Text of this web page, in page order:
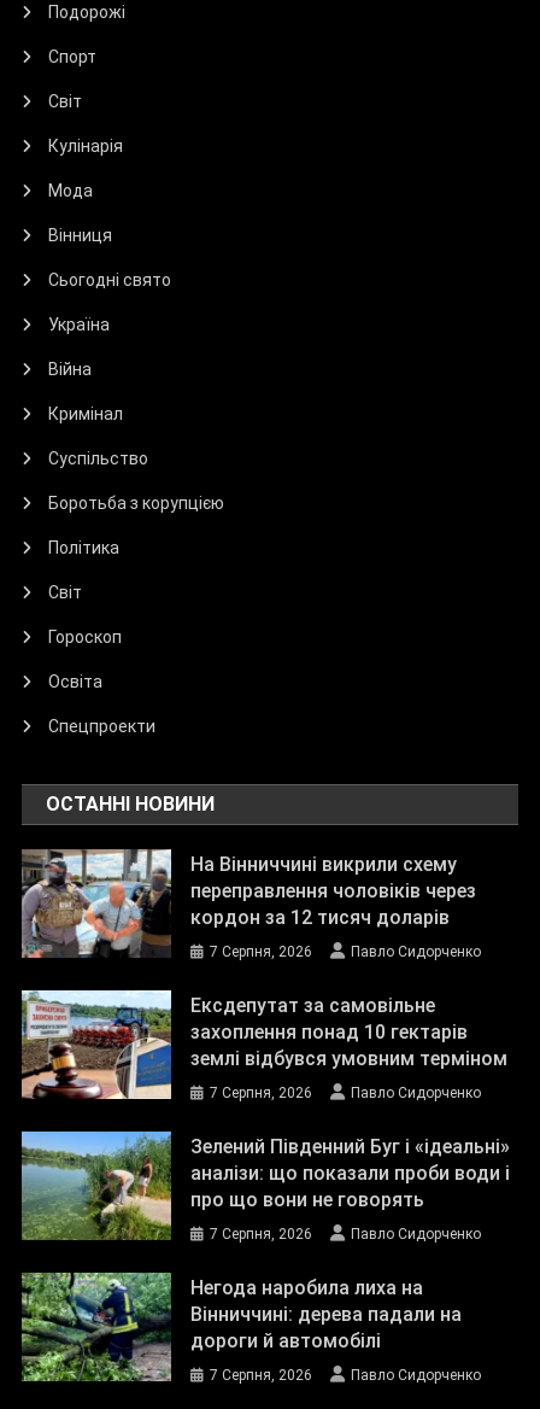
Подорожі
Спорт
Світ
Кулінарія
Мода
Вінниця
Сьогодні свято
Україна
Війна
Кримінал
Суспільство
Боротьба з корупцією
Політика
Світ
Гороскоп
Освіта
Спецпроекти
ОСТАННІ НОВИНИ
На Вінниччині викрили схему
переправлення чоловіків через
кордон за 12 тисяч доларів
7 Серпня, 2026 Павло Сидорченко
Ексдепутат за самовільне
захоплення понад 10 гектарів
землі відбувся умовним терміном
7 Серпня, 2026 Павло Сидорченко
Зелений Південний Буг і «ідеальні»
аналізи: що показали проби води і
про що вони не говорять
7 Серпня, 2026 Павло Сидорченко
Негода наробила лиха на
Вінниччині: дерева падали на
дороги й автомобілі
7 Серпня, 2026 Павло Сидорченко